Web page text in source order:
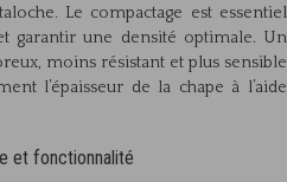
Le compactage est essentiel
garantir une densité optimale. Un
moins résistant et plus sensible
l’épaisseur de la chape à l’aide
et fonctionnalité